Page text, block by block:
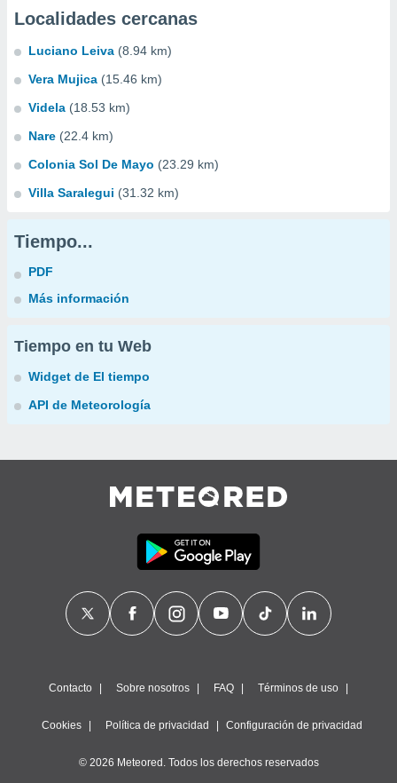
Localidades cercanas
Luciano Leiva (8.94 km)
Vera Mujica (15.46 km)
Videla (18.53 km)
Nare (22.4 km)
Colonia Sol De Mayo (23.29 km)
Villa Saralegui (31.32 km)
Tiempo...
PDF
Más información
Tiempo en tu Web
Widget de El tiempo
API de Meteorología
Contacto Sobre nosotros FAQ Términos de uso
Cookies Política de privacidad Configuración de privacidad
© 2026 Meteored. Todos los derechos reservados